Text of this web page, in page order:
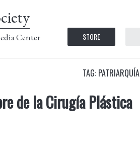
Center STORE
TAG: PATRIARQUÍA
de la Cirugía Plástica